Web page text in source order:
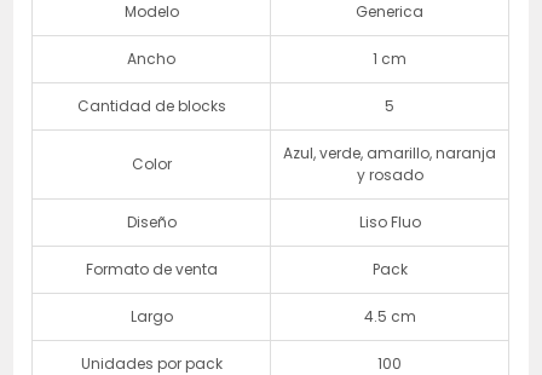
Modelo Generica
Ancho 1 cm
Cantidad de blocks 5
Color
Azul, verde, amarillo, naranja
y rosado
Diseño Liso Fluo
Formato de venta Pack
Largo 4.5 cm
Unidades por pack 100